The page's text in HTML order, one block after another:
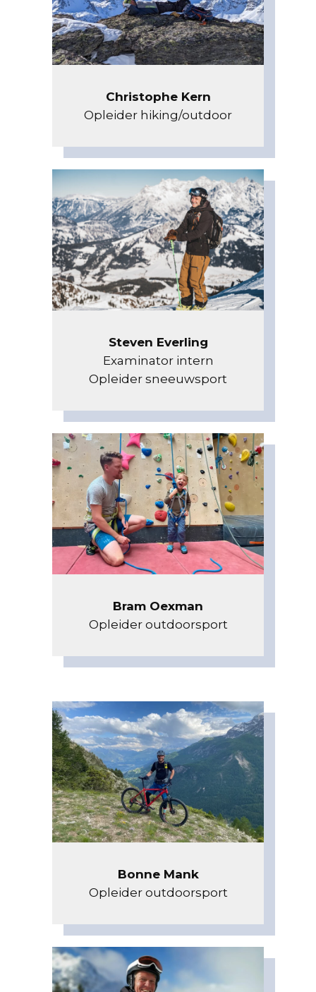
Christophe Kern
Opleider hiking/outdoor
Steven Everling
Examinator intern
Opleider sneeuwsport
Bram Oexman
Opleider outdoorsport
Bonne Mank
Opleider outdoorsport